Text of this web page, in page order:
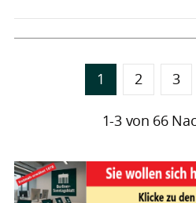
1 2 3
1-3 von 66